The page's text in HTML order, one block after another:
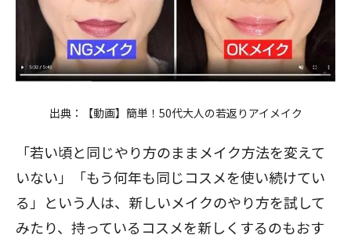
出典： 【動画】簡単！50代大人の若返りアイメイク
「若い頃と同じやり方のままメイク方法を変えて
いない」「もう何年も同じコスメを使い続けてい
る」という人は、新しいメイクのやり方を試して
みたり、持っているコスメを新しくするのもおす